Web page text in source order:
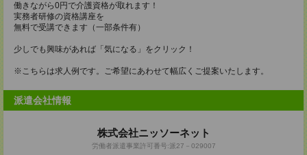
働きながら0円で介護資格が取れます！
実務者研修の資格講座を
無料で受講できます（一部条件有）
少しでも興味があれば「気になる」をクリック！
※こちらは求人例です。ご希望にあわせて幅広くご提案いたします。
派遣会社情報
株式会社ニッソーネット
労働者派遣事業許可番号:派27－029007